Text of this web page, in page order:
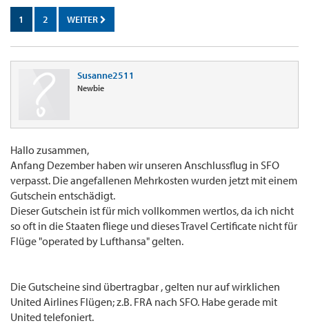
1 2 WEITER
Susanne2511
Newbie
Hallo zusammen,
Anfang Dezember haben wir unseren Anschlussflug in SFO
verpasst. Die angefallenen Mehrkosten wurden jetzt mit einem
Gutschein entschädigt.
Dieser Gutschein ist für mich vollkommen wertlos, da ich nicht
so oft in die Staaten fliege und dieses Travel Certificate nicht für
Flüge "operated by Lufthansa" gelten.
Die Gutscheine sind übertragbar , gelten nur auf wirklichen
United Airlines Flügen; z.B. FRA nach SFO. Habe gerade mit
United telefoniert.